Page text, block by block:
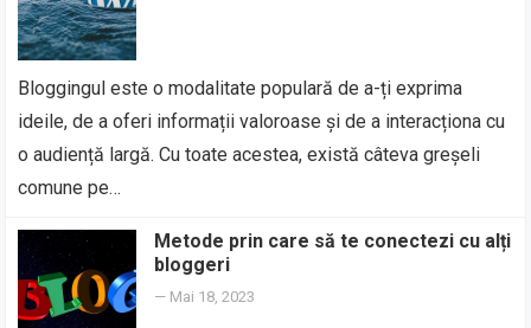
Bloggingul este o modalitate populară de a-ți exprima
ideile, de a oferi informații valoroase și de a interacționa cu
o audiență largă. Cu toate acestea, există câteva greșeli
comune pe…
Metode prin care să te conectezi cu alți
bloggeri
— Mai 18, 2023